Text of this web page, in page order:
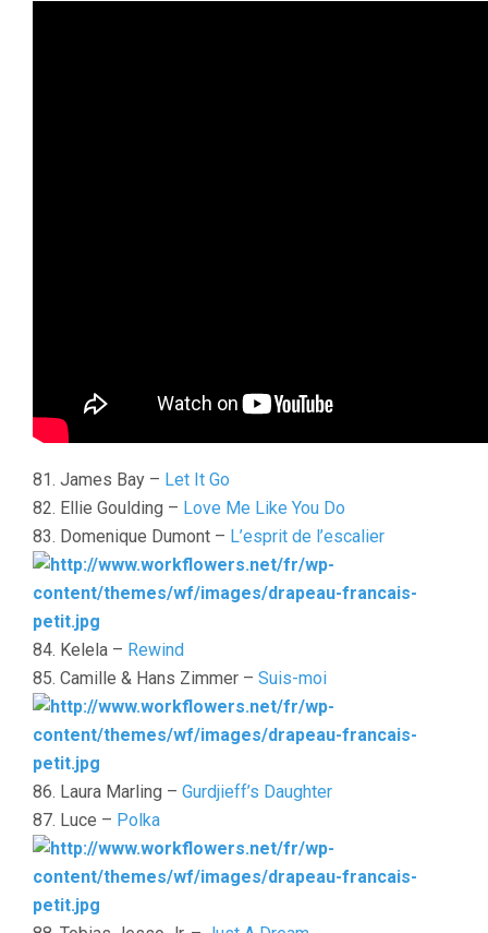
81. James Bay – Let It Go
82. Ellie Goulding – Love Me Like You Do
83. Domenique Dumont – L’esprit de l’escalier
84. Kelela – Rewind
85. Camille & Hans Zimmer – Suis-moi
86. Laura Marling – Gurdjieff’s Daughter
87. Luce – Polka